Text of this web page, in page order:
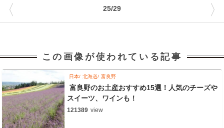
25/29
〈 〉
この画像が使われている記事
日本 北海道 富良野
富良野のお土産おすすめ15選！人気のチーズや
スイーツ、ワインも！
121389 view